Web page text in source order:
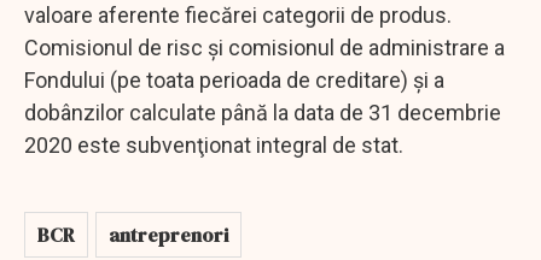
valoare aferente fiecărei categorii de produs.
Comisionul de risc şi comisionul de administrare a
Fondului (pe toata perioada de creditare) şi a
dobânzilor calculate până la data de 31 decembrie
2020 este subvenţionat integral de stat.
BCR
antreprenori